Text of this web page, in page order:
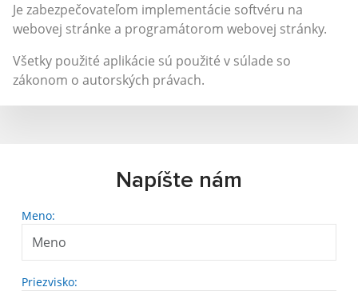
Je zabezpečovateľom implementácie softvéru na
webovej stránke a programátorom webovej stránky.
Všetky použité aplikácie sú použité v súlade so
zákonom o autorských právach.
Napíšte nám
Meno:
Priezvisko: